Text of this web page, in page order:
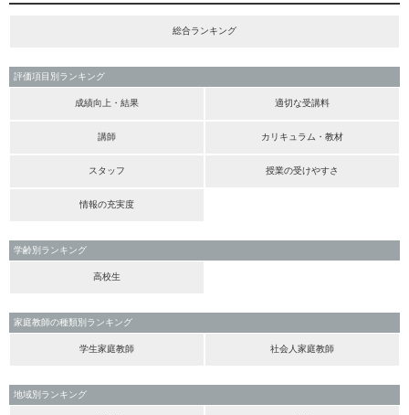
総合ランキング
評価項目別ランキング
成績向上・結果 適切な受講料
講師 カリキュラム・教材
スタッフ 授業の受けやすさ
情報の充実度
学齢別ランキング
高校生
家庭教師の種類別ランキング
学生家庭教師 社会人家庭教師
地域別ランキング